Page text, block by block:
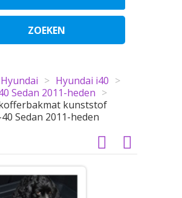
ZOEKEN
Hyundai > Hyundai i40 >
Sedan 2011-heden >
kunststof
Sedan 2011-heden